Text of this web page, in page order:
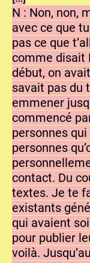
N : Non, non,
avec ce que
pas ce que
comme disait
début, on
savait pas du
emmener
commencé
personnes
personnes
contact. Du
textes. Je te
existants
qui avaient
pour publier
voilà.